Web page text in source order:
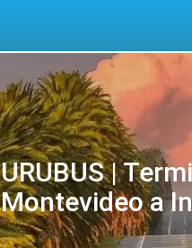
URUBUS |
Montevideo a
pasajes online